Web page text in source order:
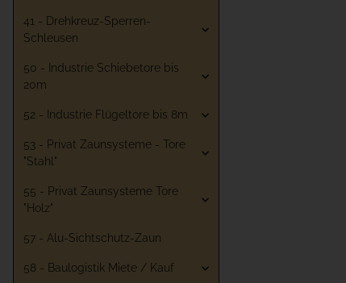
41 - Drehkreuz-Sperren-
Schleusen
50 - Industrie Schiebetore bis
20m
52 - Industrie Flügeltore bis 8m
53 - Privat Zaunsysteme - Tore
"Stahl"
55 - Privat Zaunsysteme Tore
"Holz"
57 - Alu-Sichtschutz-Zaun
58 - Baulogistik Miete / Kauf